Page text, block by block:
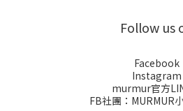
Follow us
Facebook
Instagram
murmur官方
FB社團： MURMUR